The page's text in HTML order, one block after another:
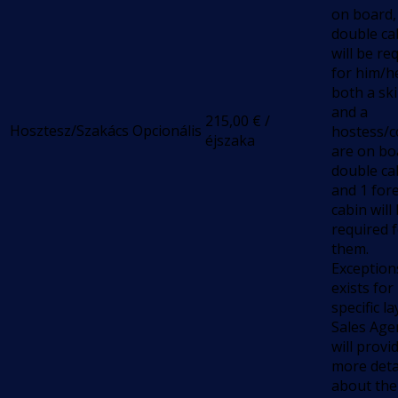
Hosztesz/Szakács Opcionális 215,00 € /
éjszaka
on
double
will be
for him/
both a
and a
hostess/
are on
double
and 1
cabin will
required
them.
exists for
specific
Sales
will
more
about the